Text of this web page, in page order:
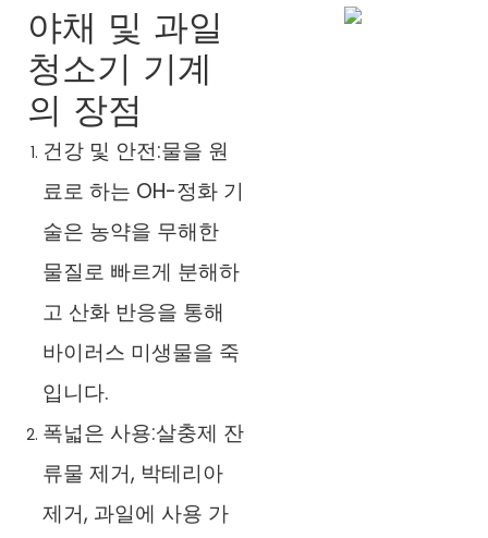
야채 및 과일
청소기 기계
의 장점
건강 및 안전:물을 원
료로 하는 OH-정화 기
술은 농약을 무해한
물질로 빠르게 분해하
고 산화 반응을 통해
바이러스 미생물을 죽
입니다.
폭넓은 사용:살충제 잔
류물 제거, 박테리아
제거, 과일에 사용 가